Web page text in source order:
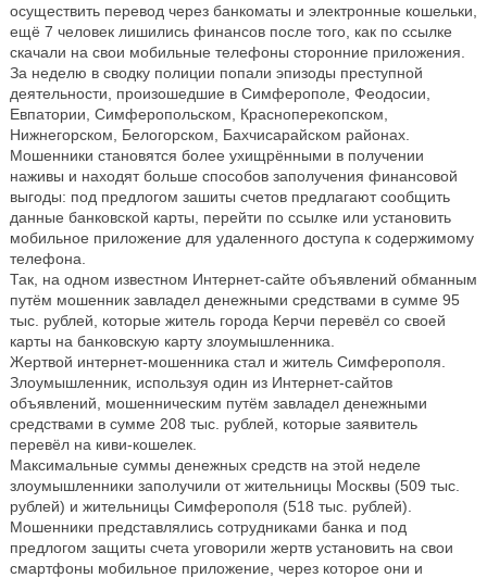
осуществить перевод через банкоматы и электронные кошельки,
ещё 7 человек лишились финансов после того, как по ссылке
скачали на свои мобильные телефоны сторонние приложения.
За неделю в сводку полиции попали эпизоды преступной
деятельности, произошедшие в Симферополе, Феодосии,
Евпатории, Симферопольском, Красноперекопском,
Нижнегорском, Белогорском, Бахчисарайском районах.
Мошенники становятся более ухищрёнными в получении
наживы и находят больше способов заполучения финансовой
выгоды: под предлогом зашиты счетов предлагают сообщить
данные банковской карты, перейти по ссылке или установить
мобильное приложение для удаленного доступа к содержимому
телефона.
Так, на одном известном Интернет-сайте объявлений обманным
путём мошенник завладел денежными средствами в сумме 95
тыс. рублей, которые житель города Керчи перевёл со своей
карты на банковскую карту злоумышленника.
Жертвой интернет-мошенника стал и житель Симферополя.
Злоумышленник, используя один из Интернет-сайтов
объявлений, мошенническим путём завладел денежными
средствами в сумме 208 тыс. рублей, которые заявитель
перевёл на киви-кошелек.
Максимальные суммы денежных средств на этой неделе
злоумышленники заполучили от жительницы Москвы (509 тыс.
рублей) и жительницы Симферополя (518 тыс. рублей).
Мошенники представлялись сотрудниками банка и под
предлогом защиты счета уговорили жертв установить на свои
смартфоны мобильное приложение, через которое они и